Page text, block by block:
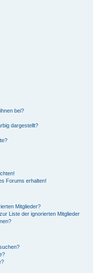
bei?
dargestellt?
Forums erhalten!
Mitglieder?
Liste der ignorierten Mitglieder